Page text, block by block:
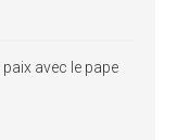
avec le pape